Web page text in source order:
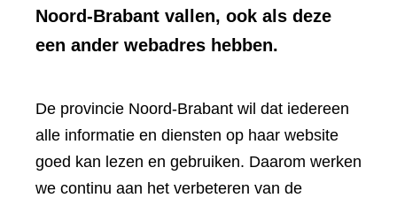
Noord-Brabant vallen, ook als deze
een ander webadres hebben.
De provincie Noord-Brabant wil dat iedereen
alle informatie en diensten op haar website
goed kan lezen en gebruiken. Daarom werken
we continu aan het verbeteren van de